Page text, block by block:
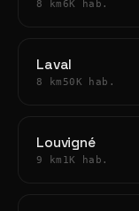
8 km 6K hab.
Laval
8 km 50K hab.
Louvigné
9 km 1K hab.